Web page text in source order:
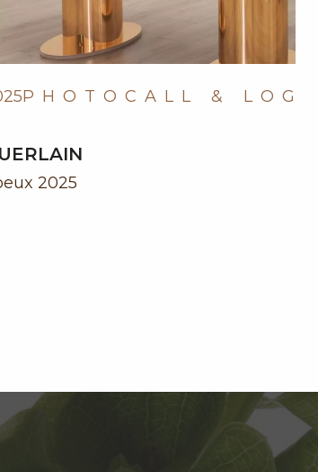
PHOTOCALL &
2025